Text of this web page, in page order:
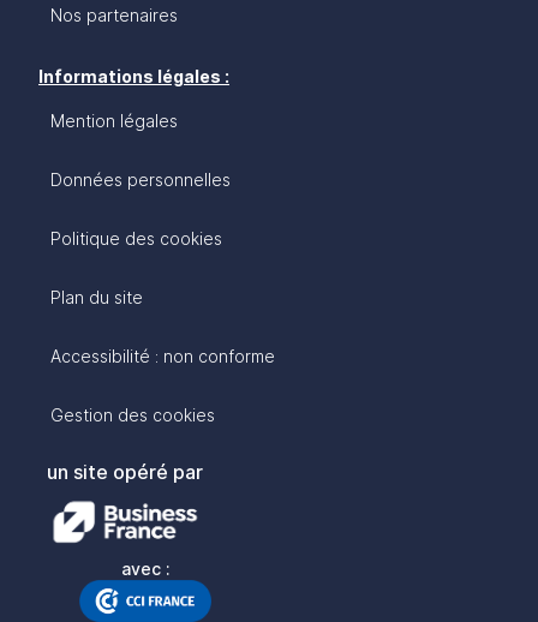
Nos partenaires
Informations légales :
Mention légales
Données personnelles
Politique des cookies
Plan du site
Accessibilité : non conforme
Gestion des cookies
un site opéré par
avec :